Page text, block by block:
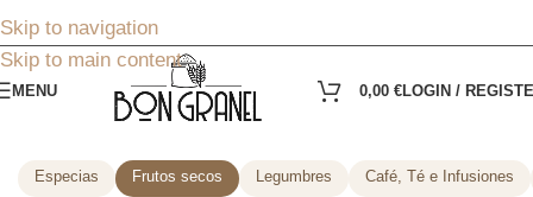
Skip to navigation
Skip to main content
MENU 0,00 €LOGIN /
Especias Frutos secos Legumbres Café, Té e Infusiones